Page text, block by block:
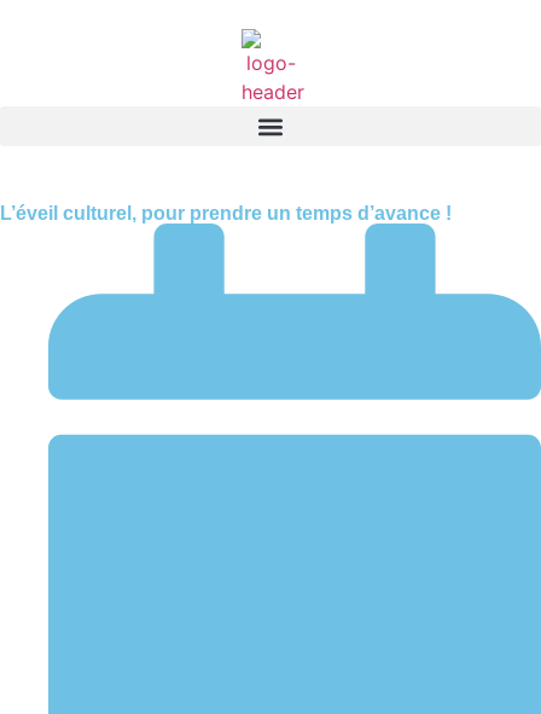
L’éveil culturel, pour prendre un temps d’avance !